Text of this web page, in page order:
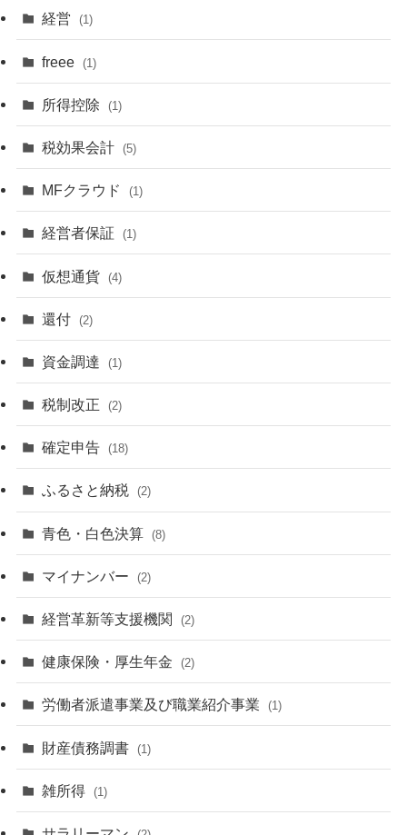
経営 (1)
freee (1)
所得控除 (1)
税効果会計 (5)
MFクラウド (1)
経営者保証 (1)
仮想通貨 (4)
還付 (2)
資金調達 (1)
税制改正 (2)
確定申告 (18)
ふるさと納税 (2)
青色・白色決算 (8)
マイナンバー (2)
経営革新等支援機関 (2)
健康保険・厚生年金 (2)
労働者派遣事業及び職業紹介事業 (1)
財産債務調書 (1)
雑所得 (1)